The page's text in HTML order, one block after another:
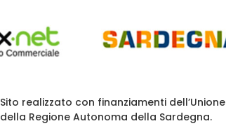
Sito realizzato con finanziamenti
della Regione Autonoma della Sardegna.